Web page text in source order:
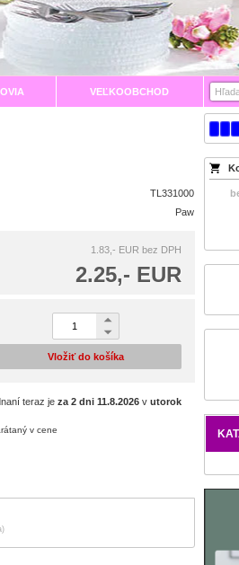
VEĽKOOBCHOD
TL331000
Paw
1.83,- EUR bez DPH
2.25,- EUR
Vložiť do košíka
teraz je za 2 dni 11.8.2026v utorok
v cene